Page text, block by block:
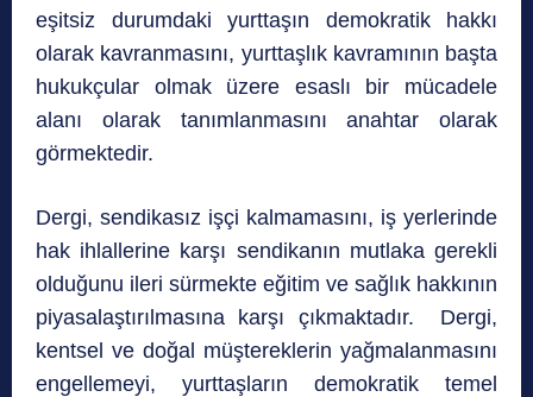
eşitsiz durumdaki yurttaşın demokratik hakkı
olarak kavranmasını, yurttaşlık kavramının başta
hukukçular olmak üzere esaslı bir mücadele
alanı olarak tanımlanmasını anahtar olarak
görmektedir.
Dergi, sendikasız işçi kalmamasını, iş yerlerinde
hak ihlallerine karşı sendikanın mutlaka gerekli
olduğunu ileri sürmekte eğitim ve sağlık hakkının
piyasalaştırılmasına karşı çıkmaktadır. Dergi,
kentsel ve doğal müştereklerin yağmalanmasını
engellemeyi, yurttaşların demokratik temel